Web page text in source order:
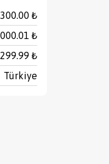
₺
₺
₺
Türkiye